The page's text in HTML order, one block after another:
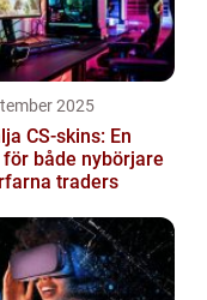
2025
CS-skins: En
både nybörjare
traders